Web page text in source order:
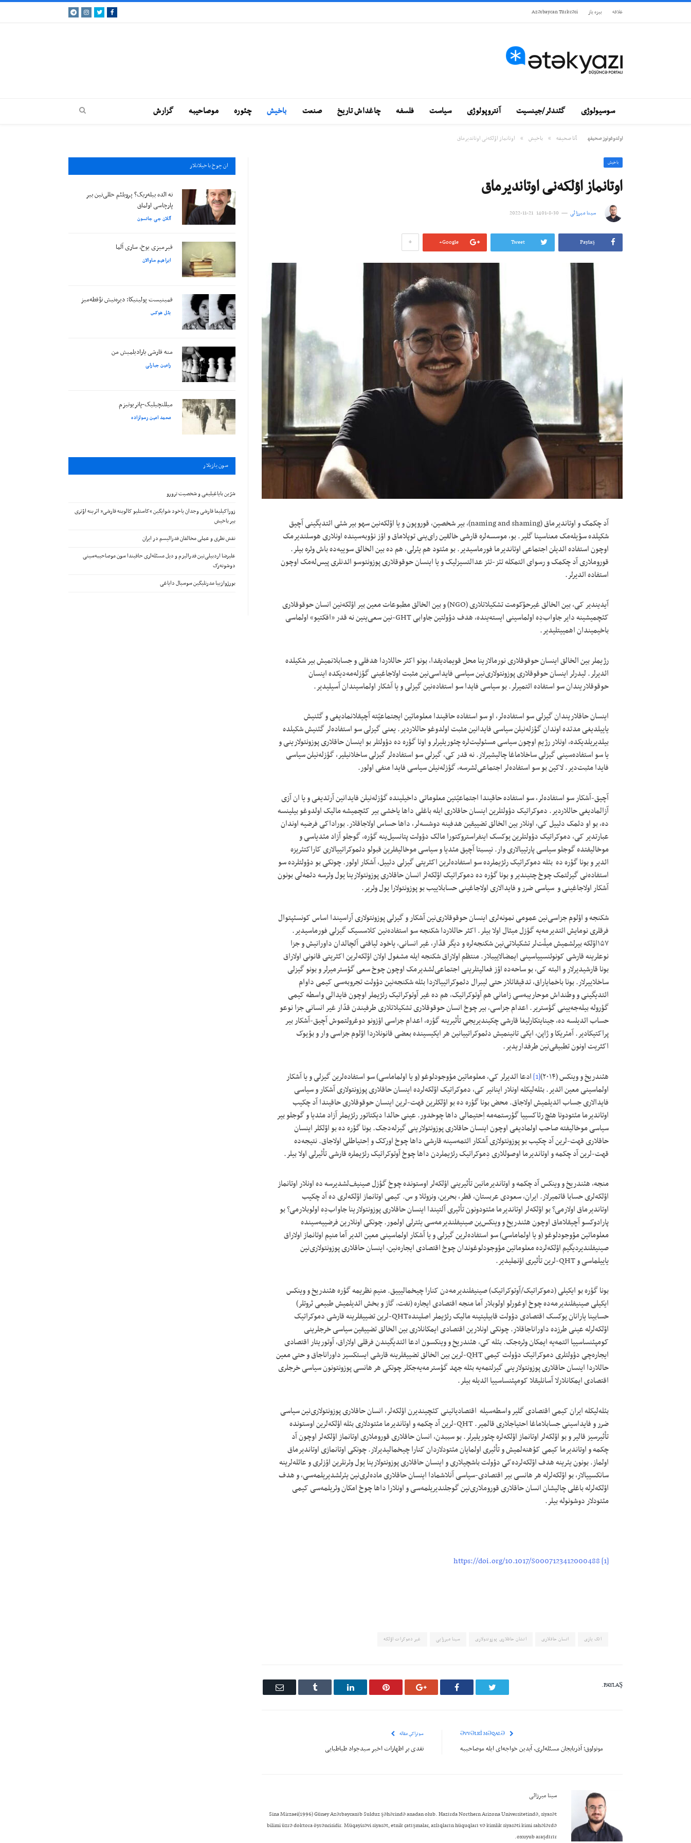
علاقه بيزه ياز Azərbaycan Türkcəsi
Facebook
Twitter
Instagram
Telegram
سوسیولوژی گئندئر/جینسیت آنتروپولوژی سياست فلسفه چاغداش تاريخ صنعت باخيش چئوره موصاحيبه گزارش
اولدوغونوز صحيفه آنا صحيفه » باخيش » اوتانماز اؤلکه‌نی اوتاندیرماق
باخيش
اوتانماز اؤلکه‌نی اوتاندیرماق
سینا میرزائی 30-8-1401 21-11-2022
Paylaş
Tweet
Google+
+
آد چکمک و اوتاندیرماق (naming and shaming)، بیر شخصین، قوروپون و یا اؤلکه‌نین سهو بیر شئی ائتدیگینی آچیق
شکیلده سؤیله‌مک معناسینا گلیر. بو، موسسه‌‌لره قارشی خالقین رای‌ینی توپلاماق و اؤز نؤوبه‌‌سینده اونلاری هوسلندیرمک
اوچون استفاده ائدیلن اجتماعی اوتاندیرما فورماسیدیر. بو مئتود هم یئرلی، هم ده بین الخالق سويیه‌‌ده باش وئره بیلر.
قوروملاری آد چکمک و رسوای ائتمکله تئز-تئز عدالتسیزلیک و یا اینسان حوقوقلاری پوزونتوسو ائدنلری پیس‌له‌مک اوچون
استفاده ائدیرلر.
آیدیندیر کی، بین الخالق غیرحؤکومت تشکیلاتلاری (NGO) و بین الخالق مطبوعات معین بیر اؤلکه‌نین انسان حوقوقلاری
کئچمیشینه دایر جاواب‌دِه اولماسینی ایسته‌ینده، هدف دؤولتین جاوابی GHT-نین سعی‌ینین نه قدر «افکتیو» اولماسی
باخیمیندان اهميیتلیدیر.
رژیملر بین الخالق اینسان حوقوقلاری نورمالارینا محل قویمادیقدا، بونو اکثر حاللاردا هدفلی و حِسابلانمیش بیر شکیلده
ائدیرلر. لیدرلر اینسان حوقوقلاری پوزونتولاری‌نین سیاسی فایداسی‌نین مثبت اولاجاغینی گؤزله‌مه‌دیکده اینسان
حوقوقلاریندان سو استفاده ائتمیرلر. بو سیاسی فایدا سو استفاده‌نین گیزلی و یا آشکار اولماسیندان آسیلیدیر.
اینسان حاقلاریندان گیزلی سو استفاده‌لر، او سو استفاده حاقیندا معلوماتین ایجتماعیّته آچیقلانمادیغی و گئنیش
یاییلدیغی مدتده اوندان گؤزله‌نیلن سیاسی فایدانین مثبت اولدوغو حاللاردیر. یعنی گیزلی سو استفاده‌لر گئنیش شکیلده
بیلدیریلدیکده، اونلار رژیم اوچون سیاسی مسئولیت‌لره چئوریلیرلر و اونا گؤره ده دؤولتلر بو اینسان حاقلاری پوزونتولارینی و
یا سو استفاده‌سینی گیزلی ساخلاماغا چالیشیرلار. نه قدر کی، گیزلی سو استفاده‌لر گیزلی ساخلانیلیر، گؤزله‌نیلن سیاسی
فایدا مثبت‌دیر. لاکین بو سو استفاده‌لر اجتماعی‌لشرسه، گؤزله‌نیلن سیاسی فایدا منفی اولور.
آچیق-آشکار سو استفاده‌لر، سو استفاده حاقیندا اجتماعیّتین معلوماتی داخیلینده گؤزله‌نیلن فایدانین آرتدیغی و یا ان آزی
آزالمادیغی حاللاردیر. دموکراتیک دؤولتلرین اینسان حاقلاری ایله باغلی داها یاخشی بیر کئچمیشه مالیک اولدوغو بیلینسه
ده، بو او دئمک دئییل کی، اونلار بین الخالق تضییقین هدفینه دوشسه‌لر، داها حساس اولاجاقلار. بوراداکی فرضيه‌‌ اوندان
عبارتدیر کی، دموکراتیک دؤولتلرین یوکسک اینفراستروکتورا مالک دؤولت پتانسیل‌ینه گؤره، گوجلو آزاد مئدیاسی و
موخالیفتده گوجلو سیاسی پارتییالاری وار. نیسبتا آچیق مئدیا و سیاسی موخالیفلرین قبولو دئموکراتییالاری کاراکتئریزه
ائدیر و بونا گؤره ده بئله دموکراتیک رئژیملرده سو استفاده‌لرین اکثریتی گیزلی دئییل، آشکار اولور. چونکی بو دؤولتلرده سو
استفاده‌نی گیزلتمک چوخ چتیندیر و بونا گؤره ده دموکراتیک اؤلکه‌لر انسان حاقلاری پوزونتولارینا یول وئرسه دئمه‌لی بونون
آشکار اولاجاغینی و سیاسی ضرر و فایدالاری اولاجاغینی حسابلاییب بو پوزونتولارا یول وئریر.
شکنجه و اؤلوم جزاسی‌نین عمومی نمونه‌لری اینسان حوقوقلاری‌نین آشکار و گیزلی پوزونتولاری آراسیندا اساس کونسئپتوال
فرقلری نومایش ائتدیرمه‌یه گؤزل میثال اولا بیلر. اکثر حاللاردا شکنجه سو استفاده‌نین کلاسسیک گیزلی فورماسیدیر.
۱۵۷اؤلکه بیرلشمیش میلّت‌لر تشکیلاتی‌نین شکنجه‌لره و دیگر قدّار، غیر انسانی، یاخود لیاقتی آلچالدان داورانیش و جزا
نوعلرینه قارشی کونوئنسییاسینی ایمضالاییبلار. منتظم اولاراق شکنجه ایله مشغول اولان اؤلکه‌لرین اکثريتی قانونی اولاراق
بونا قارشیدیرلار و البته‌‌‌ کی، بو ساحه‌‌‌ده اؤز فعالیتلرینی اجتماعی‌لشدیرمک اوچون چوخ سعی گؤسترمیرلر و بونو گیزلی
ساخلاییرلار. بونا باخمایاراق، تدقیقاتلار حتی لیبرال دئموکراتییالاردا بئله شکنجه‌نین دؤولت تجروبه‌سی کیمی داوام
ائتدیگینی و وطنداش موحاریبه‌‌‌سی زامانی هم آوتوکراتیک، هم ده غیر آوتوکراتیک رئژیملر اوچون فایدالی واسطه‌‌‌ کیمی
گؤروله بیله‌جه‌یینی گؤستریر. اعدام جزاسی، بیر چوخ انسان حوقوقلاری تشکیلاتلاری طرفیندن قدّار غیر انسانی جزا نوعو
حساب ائدیلسه ده، جینایتکارلیغا قارشی چکیندیریجی تأثیرینه گؤره، اعدام جزاسی اؤزونو دوغرولتموش آچیق-آشکار بیر
پراکتیکادیر. آمئریکا و ژاپن، ایکی تانینمیش دئموکراتییانین هر ایکیسینده بعضی قانونلاردا اؤلوم جزاسی وار و بؤیوک
اکثريت اونون تطبیقی‌نین طرفداریدیر.
هئندریخ و وینکس (۲۰۱۴) [1] ادعا ائدیرلر کی، معلوماتین مؤوجودلوغو (و یا اولماماسی) سو استفاده‌لرین گیزلی و یا آشکار
اولماسینی معین ائدیر. بئله‌لیکله اونلار اینانیر کی، دموکراتیک اؤلکه‌لرده اینسان حاقلاری پوزونتولاری آشکار و سیاسی
فایدالاری حِساب ائدیلمیش اولاجاق. محض بونا گؤره ده بو اؤلکلرین قهت-لرین اینسان حوقوقلاری حاقیندا آد چکیب
اوتاندیرما مئتودونا هئچ رئاکسییا گؤرستمه‌مه اِحتیمالی داها چوخدور. عینی حالدا دیکتاتور رئژیملر آزاد مئدیا و گوجلو بیر
سیاسی موخالیفته صاحب اولمادیغی اوچون اینسان حاقلاری پوزونتولارینی گیزله‌دجک. بونا گؤره ده بو اؤلکلر اینسان
حاقلاری قهت-لرین آد چکیب بو پوزونتولاری آشکار ائتمه‌سینه قارشی داها چوخ اورکک و اِحتیاطلی اولاجاق. نتیجه‌ده
قهت-لرین آد چکمه و اوتاندیرما اوصوللاری دِموکراتیک رئژیملردن داها چوخ آوتوکراتیک رئژیملره قارشی تأثیرلی اولا بیلر.
منجه، هئندریخ و وینکس آد چکمه و اوتاندیرمانین تأثیرینی اؤلکه‌لر اوستونده چوخ گؤزل صینیف‌لشدیرسه ده اونلار اوتانماز
اؤلکه‌لری حسابا قاتمیرلار. ایران، سعودی عربستان، قطر، بحرین، ونزوئلا و س. کیمی اوتانماز اؤلکه‌لری ده آد چکیب
اوتاندیرماق اولارمی؟ بو اؤلکه‌لر اوتاندیرما مئتودونون تأثیری آلتیندا اینسان حاقلاری پوزونتولارینا جاواب‌دِه اولوبلارمی؟ بو
پارادوکسو آچیقلاماق اوچون هئندریخ و وینکس‌ین صینیفلندیرمه‌سی یئترلی اولمور. چونکی اونلارین فرضییه‌سینده
معلوماتین مؤوجودلوغو (و یا اولماماسی) سو استفاده‌لرین گیزلی و یا آشکار اولماسینی معین ائدیر آما منیم اوتانماز اولاراق
صینیفلندیردیگیم اؤلکه‌لرده معلوماتین مؤوجودلوغوندان چوخ اقتصادی ایجاره‌نین، اینسان حاقلاری پوزونتولاری‌نین
یاییلماسی و QHT-لرین تأثیری اؤنملیدیر.
بونا گؤره بو ایکیلی (دموکراتیک/آوتوکراتیک) صینیفلندیرمه‌دن کنارا چیخمالیییق. منیم نظریمه گؤره هئندریخ و وینکس
ایکیلی صینیفلندیرمه‌ده چوخ اوغورلو اولوبلار آما منجه اقتصادی ایجاره (نفت، گاز و بخش ائدیلمیش طبیعی ثروتلر)
حسابینا یارانان یوکسک اقتصادی دؤولت قابیلیتینه مالیک رئژیملر اصلیندهQHT-لرین تضییقلرینه قارشی دموکراتیک
اؤلکه‌لرله عینی طرزده داوراناجاقلار. چونکی اونلارین اقتصادی ایمکانلاری بین الخالق تضییقین سیاسی خرجلرینی
کومپئنساسییا ائتمه‌یه ایمکان وئره‌جک. بئله کی، هئندریخ و وینکسون ادعا ائتدیگیندن فرقلی اولاراق، آوتوریتار اقتصادی
ایجاره‌چی دؤولتلری دموکراتیک دؤولت کیمی QHT-لرین بین الخالق تضییقلرینه قارشی ایستکسیز داوراناجاق و حتی معین
حاللاردا اینسان حاقلاری پوزونتولارینی گیزلتمه‌یه بئله جهد گؤسترمه‌یه‌جکلر چونکی هر هانسی پوزونتونون سیاسی خرجلری
اقتصادی ایمکانلارلا آسانلیقلا کومپئنساسییا ائدیله بیلر.
بئله‌لیکله ایران کیمی اقتصادی گلیر واسطه‌‌‌سیله اقتصادياتینی کئچیندیرن اؤلکه‌لر، انسان حاقلاری پوزونتولاری‌نین سیاسی
ضرر و فایداسینی حِسابلاماغا احتیاجلاری قالمیر. QHT-لرین آد چکمه و اوتاندیرما مئتودلاری بئله اؤلکه‌لرین اوستونده
تأثیرسیز قالیر و بو اؤلکه‌لر اوتانماز اؤلکه‌لره چئوریلیرلر. بو سببدن، انسان حاقلاری قوروملاری اوتانماز اؤلکه‌لر اوچون آد
چکمه و اوتاندیرما کیمی کؤهنه‌لمیش و تأثیری اولمایان مئتودلاردان کنارا چیخمالیدیرلار. چونکی اوتانمازی اوتاندیرماق
اولماز. بونون یئرینه هدف اؤلکه‌لرده‌کی دؤولت باشچیلاری و اینسان حاقلاری پوزونتولارینا یول وئرنلرین اؤزلری و عائله‌‌‌لرینه
سانکسییالار، بو اؤلکه‌لرله هر هانسی بیر اقتصادی-سیاسی آنلاشمادا اینسان حاقلاری ماده‌‌لری‌نین یئر‌لشدیریلمه‌سی، و هدف
اؤلکه‌لرله باغلی چالیشان انسان حاقلاری قوروملاری‌نین گوجلندیریلمه‌سی و اونلارا داها چوخ امکان وئریلمه‌سی کیمی
مئتودلار دوشونوله بیلر.
[1]
https://doi.org/10.1017/S0007123412000488
اتک یازی انسان حاقلاری انشان حاقلاری پوزونتولاری سینا میرزایی غیر دموکرات اؤلکه
PAYLAŞ.
Facebook
Google+
Pinterest
LinkedIn
Tumblr
Email
مونولوق؛ آذربایجان مسئله‌لری، آیدین خواجه‌ای ایله موصاحیبه
سونراکي مقاله
نقدی بر اظهارات اخیر سیدجواد طباطبایی
سینا میرزائی
Sina Mirzaei(1996) Güney Azərbaycanıb Sulduz şəhərində anadan olub. Hazırda Northern Arizona Universitetində, siyasət
bilimi üzrə doktora öyrəncisidir. Müqayisəvi siyasət, etnik çatışmalar, azlıqların hüquqları və kimlik siyasəti kimi sahələrdə
oxuyub araşdırır.
ان چوخ باخيلانلار
نه ائده بیله‌ریک؟ پروبلئم حللی‌نین بیر
پارچاسی اولماق
آللان جی جانسون
قیرمیزی یوخ، ساری آلما
ابراهیم ساوالان
فمینیست پولیتیکا: دیره‌نیش نؤقطه‌میز
بئل هوکس
منه قارشی یارادیلمیش من
رامین جبارلی
میللتچیلیک-پاتریوتیزم
محمد امین رسولزاده
سون يازيلار
شرّین بایاغیلیغی و شخصیت ترورو
زوراکیلیغا قارشی وجدان یاخود شوایگین “کاستلیو کالوینه قارشی” اثرینه اؤتری
بیر باخیش
نقش نظری و عملی مخالفان فدرالیسم در ایران
علیرضا اردبیلی‌نین فدرالیزم و دیل مسئله‌لری حاقیندا سون موصاحیبه‌سینی
دوشونه‌رک
بورژوازییا مدرنلیگین سوسیال دایاغی